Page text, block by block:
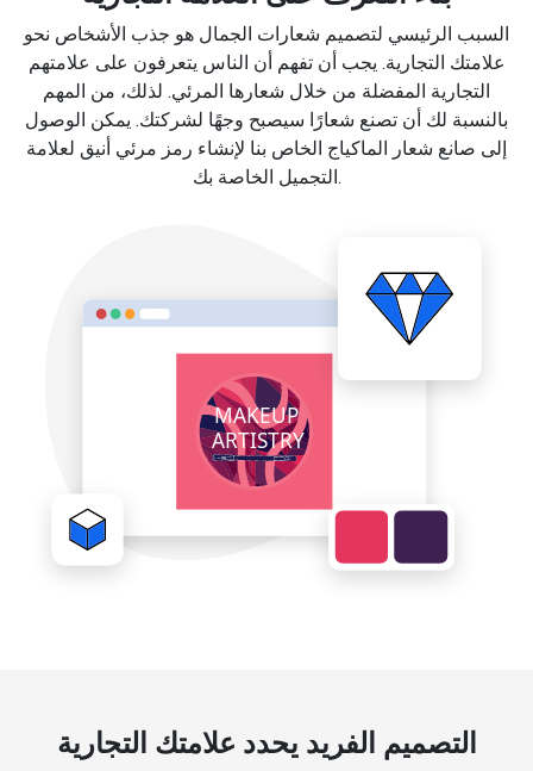
السبب الرئيسي لتصميم شعارات الجمال هو جذب الأشخاص نحو
علامتك التجارية. يجب أن تفهم أن الناس يتعرفون على علامتهم
التجارية المفضلة من خلال شعارها المرئي. لذلك، من المهم
بالنسبة لك أن تصنع شعارًا سيصبح وجهًا لشركتك. يمكن الوصول
إلى صانع شعار الماكياج الخاص بنا لإنشاء رمز مرئي أنيق لعلامة
التجميل الخاصة بك.
التصميم الفريد يحدد علامتك التجارية